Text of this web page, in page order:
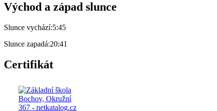
Východ a západ slunce
Slunce vychází:5:45
Slunce zapadá:20:41
Certifikát